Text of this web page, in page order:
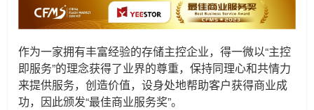
作为一家拥有丰富经验的存储主控企业，得一微以“主控
即服务”的理念获得了业界的尊重，保持同理心和共情力
来提供服务，创造价值，设身处地帮助客户获得商业成
功，因此颁发“最佳商业服务奖”。